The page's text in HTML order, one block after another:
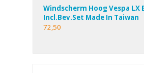
Windscherm Hoog Vespa LX
Incl.Bev.Set Made In Taiwan
72,50